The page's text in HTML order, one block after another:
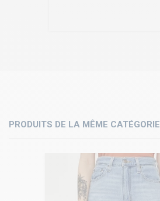
PRODUITS DE LA MÊME CATÉGORIE